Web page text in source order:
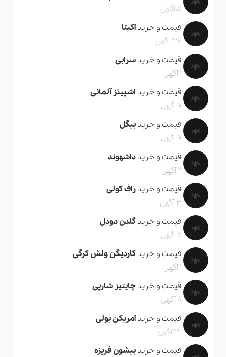
5 آگهی
قیمت و خریدآکیتا
36 آگهی
قیمت و خریدسرابی
1 آگهی
قیمت و خرید اشپیتز آلمانی
9 آگهی
قیمت و خریدبیگل
9 آگهی
قیمت و خریدداشهوند
11 آگهی
قیمت و خریدراف کولی
3 آگهی
قیمت و خریدگلدن دودل
7 آگهی
قیمت و خریدکاردیگن ولش کرگی
1 آگهی
قیمت و خریدچاینیز شارپی
8 آگهی
قیمت و خریدآمریکن بولی
22 آگهی
قیمت و خریدبیشون فریزه